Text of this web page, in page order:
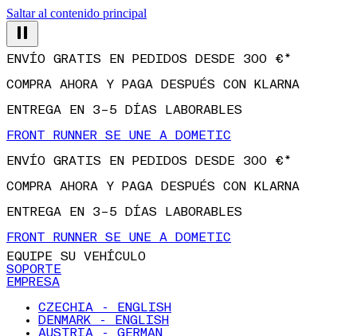
Saltar al contenido principal
ENVÍO GRATIS EN PEDIDOS DESDE 300 €*
COMPRA AHORA Y PAGA DESPUÉS CON KLARNA
ENTREGA EN 3–5 DÍAS LABORABLES
FRONT RUNNER SE UNE A DOMETIC
ENVÍO GRATIS EN PEDIDOS DESDE 300 €*
COMPRA AHORA Y PAGA DESPUÉS CON KLARNA
ENTREGA EN 3–5 DÍAS LABORABLES
FRONT RUNNER SE UNE A DOMETIC
EQUIPE SU VEHÍCULO
SOPORTE
EMPRESA
CZECHIA - ENGLISH
DENMARK - ENGLISH